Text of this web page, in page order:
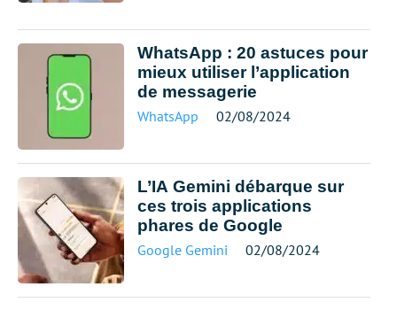
WhatsApp : 20 astuces pour
mieux utiliser l’application
de messagerie
WhatsApp 02/08/2024
L’IA Gemini débarque sur
ces trois applications
phares de Google
Google Gemini 02/08/2024